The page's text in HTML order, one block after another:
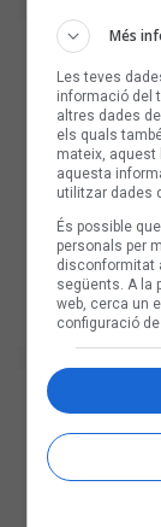
Més
Les teves
informació del
altres dades
els quals
mateix, aquest
aquesta
utilitzar dades
És possible
personals per
disconformitat
següents. A la
web, cerca un
configuració